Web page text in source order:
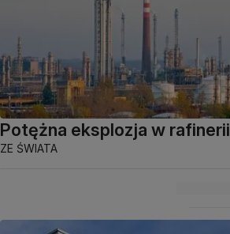
Potężna eksplozja w rafinerii
ZE ŚWIATA